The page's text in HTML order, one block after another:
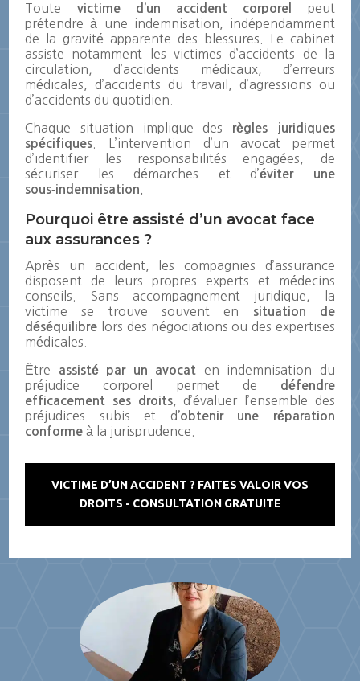
Toute victime d’un accident corporel
peut
prétendre à une indemnisation, indépendamment
de la gravité apparente des blessures. Le cabinet
assiste notamment les victimes d’accidents de la
circulation, d’accidents médicaux, d’erreurs
médicales, d’accidents du travail, d’agressions ou
d’accidents du quotidien.
Chaque situation implique des règles juridiques
spécifiques . L’intervention d’un avocat permet
d’identifier les responsabilités engagées, de
sécuriser les démarches et d’éviter une
sous‑indemnisation.
Pourquoi être assisté d’un avocat face
aux assurances ?
Après un accident, les compagnies d’assurance
disposent de leurs propres experts et médecins
conseils. Sans accompagnement juridique, la
victime se trouve souvent en
situation de
déséquilibre lors des négociations ou des expertises
médicales.
Être assisté par un avocat
en indemnisation du
préjudice corporel permet de
défendre
efficacement ses droits, d’évaluer l’ensemble des
préjudices subis et d ’obtenir une réparation
conforme à la jurisprudence.
VICTIME D’UN ACCIDENT ? FAITES VALOIR VOS
DROITS - CONSULTATION GRATUITE